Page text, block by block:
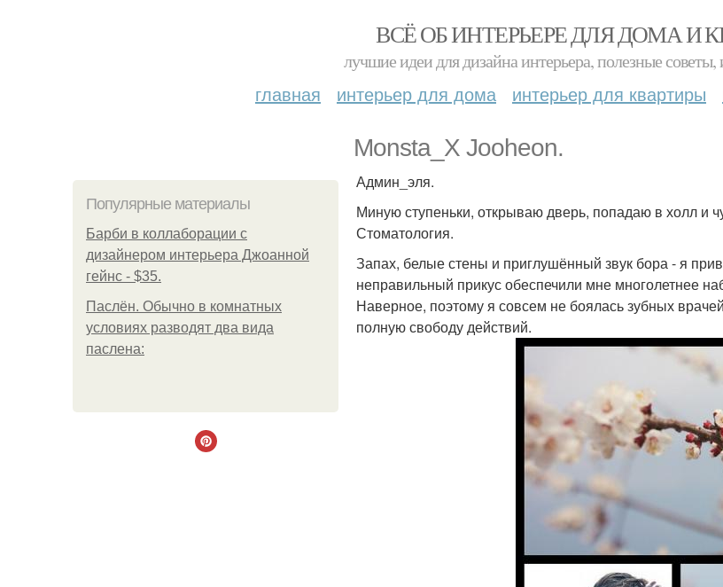
ВСЁ ОБ ИНТЕРЬЕРЕ ДЛЯ ДОМА И
лучшие идеи для дизайна интерьера, полезные советы,
главная интерьер для дома интерьер для квартиры
Monsta_X Jooheon.
Популярные материалы
Барби в коллаборации с
дизайнером интерьера Джоанной
гейнс - $35.
Паслён. Обычно в комнатных
условиях разводят два вида
паслена:
Админ_эля.
Миную ступеньки, открываю дверь, попадаю в холл и
Стоматология.
Запах, белые стены и приглушённый звук бора - я
неправильный прикус обеспечили мне многолетнее
Наверное, поэтому я совсем не боялась зубных
полную свободу действий.